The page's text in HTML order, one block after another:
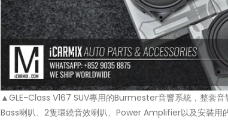
▲GLE-Class V167 SUV專用的Burmester音響系統，整套
Bass喇叭、2隻環繞音效喇叭、Power Amplifier以及安裝用